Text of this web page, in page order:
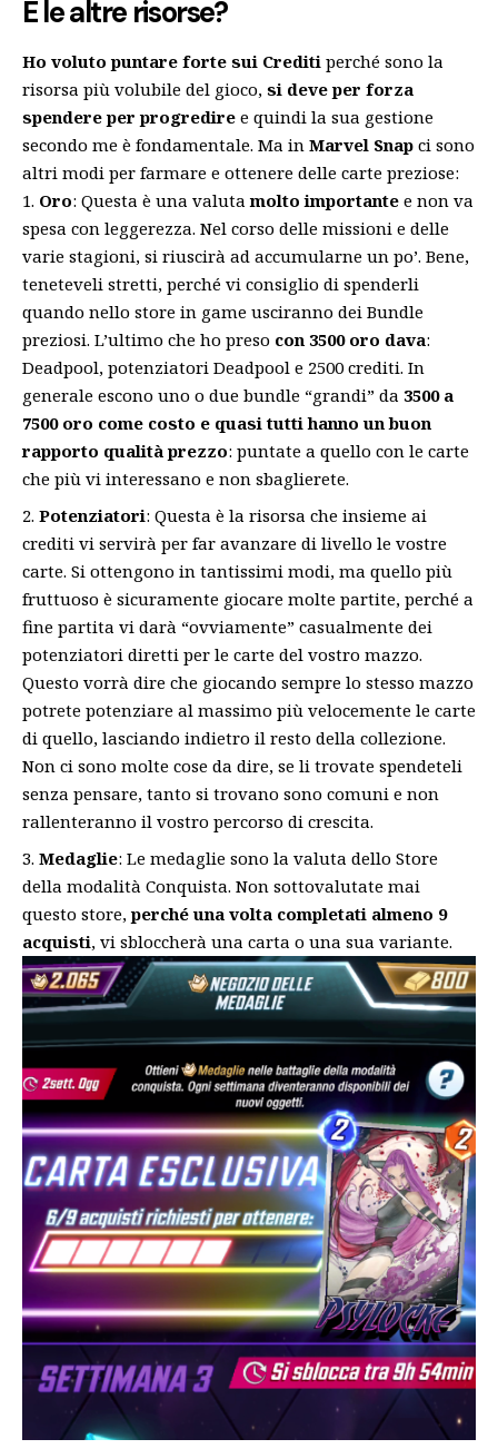
E le altre risorse?
Ho voluto puntare forte sui Crediti perché sono la
risorsa più volubile del gioco, si deve per forza
spendere per progredire e quindi la sua gestione
secondo me è fondamentale. Ma in Marvel Snap ci sono
altri modi per farmare e ottenere delle carte preziose:
Oro: Questa è una valutamolto importante e non va
spesa con leggerezza. Nel corso delle missioni e delle
varie stagioni, si riuscirà ad accumularne un po’. Bene,
teneteveli stretti, perché vi consiglio di spenderli
quando nello store in game usciranno dei Bundle
preziosi. L’ultimo che ho preso con 3500 oro dava:
Deadpool, potenziatori Deadpool e 2500 crediti. In
generale escono uno o due bundle “grandi” da 3500 a
7500 oro come costo e quasi tutti hanno un buon
rapporto qualità prezzo: puntate a quello con le carte
che più vi interessano e non sbaglierete.
Potenziatori: Questa è la risorsa che insieme ai
crediti vi servirà per far avanzare di livello le vostre
carte. Si ottengono in tantissimi modi, ma quello più
fruttuoso è sicuramente giocare molte partite, perché a
fine partita vi darà “ovviamente” casualmente dei
potenziatori diretti per le carte del vostro mazzo.
Questo vorrà dire che giocando sempre lo stesso mazzo
potrete potenziare al massimo più velocemente le carte
di quello, lasciando indietro il resto della collezione.
Non ci sono molte cose da dire, se li trovate spendeteli
senza pensare, tanto si trovano sono comuni e non
rallenteranno il vostro percorso di crescita.
Medaglie: Le medaglie sono la valuta dello Store
della modalità Conquista. Non sottovalutate mai
questo store,perché una volta completati almeno 9
acquisti, vi sbloccherà una carta o una sua variante.